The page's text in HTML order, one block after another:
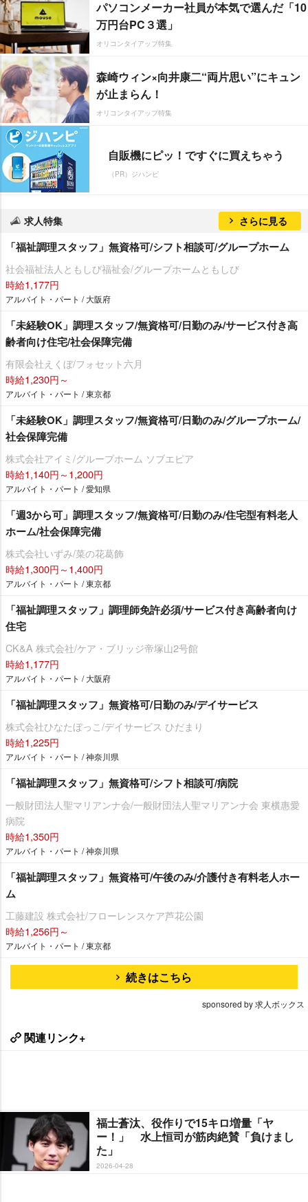
パソコンメーカー社員が本気で選んだ「10
万円台PC３選」
オリコンタイアップ特集
森崎ウィン×向井康二“両片思い”にキュン
が止まらん！
オリコンタイアップ特集
自販機にピッ！ですぐに買えちゃう
（PR）ジハンピ
求人特集 さらに見る
「福祉調理スタッフ」無資格可/シフト相談可/グループホーム
社会福祉法人ともしび福祉会/グループホームともしび
時給1,177円
アルバイト・パート / 大阪府
「未経験OK」調理スタッフ/無資格可/日勤のみ/サービス付き高
齢者向け住宅/社会保障完備
有限会社えくぼ/フォセット六月
時給1,230円～
アルバイト・パート / 東京都
「未経験OK」調理スタッフ/無資格可/日勤のみ/グループホーム/
社会保障完備
株式会社アイミ/グループホーム ソブエピア
時給1,140円～1,200円
アルバイト・パート / 愛知県
「週3から可」調理スタッフ/無資格可/日勤のみ/住宅型有料老人
ホーム/社会保障完備
株式会社いずみ/菜の花葛飾
時給1,300円～1,400円
アルバイト・パート / 東京都
「福祉調理スタッフ」調理師免許必須/サービス付き高齢者向け
住宅
CK&A 株式会社/ケア・ブリッジ帝塚山2号館
時給1,177円
アルバイト・パート / 大阪府
「福祉調理スタッフ」無資格可/日勤のみ/デイサービス
株式会社ひなたぼっこ/デイサービス ひだまり
時給1,225円
アルバイト・パート / 神奈川県
「福祉調理スタッフ」無資格可/シフト相談可/病院
一般財団法人聖マリアンナ会/一般財団法人聖マリアンナ会 東横惠愛
病院
時給1,350円
アルバイト・パート / 神奈川県
「福祉調理スタッフ」無資格可/午後のみ/介護付き有料老人ホー
ム
工藤建設 株式会社/フローレンスケア芦花公園
時給1,256円～
アルバイト・パート / 東京都
続きはこちら
sponsored by 求人ボックス
関連リンク+
福士蒼汰、役作りで15キロ増量「ヤ
ー！」 水上恒司が筋肉絶賛「負けまし
た」
2026-04-28